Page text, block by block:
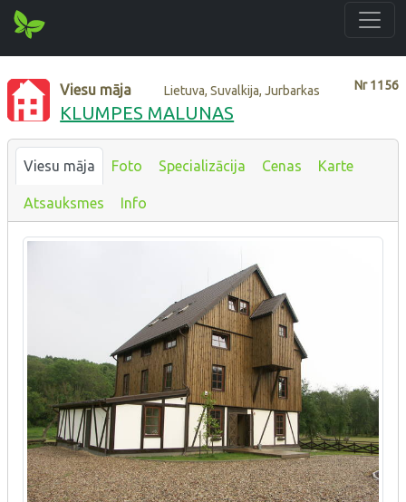
Nr1156
Viesu māja Lietuva, Suvalkija, Jurbarkas
KLUMPES MALUNAS
Viesu māja Foto Specializācija Cenas Karte
Atsauksmes Info